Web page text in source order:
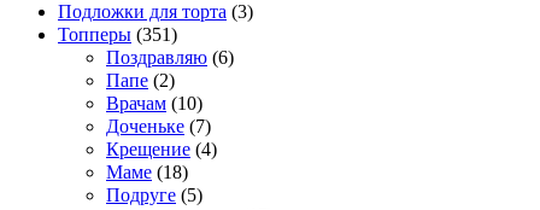
Подложки для торта (3)
Топперы (351)
Поздравляю (6)
Папе (2)
Врачам (10)
Доченьке (7)
Крещение (4)
Маме (18)
Подруге (5)